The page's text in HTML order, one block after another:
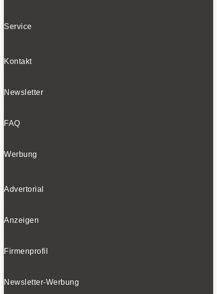
Service
Kontakt
Newsletter
FAQ
Werbung
Advertorial
Anzeigen
Firmenprofil
Newsletter-Werbung